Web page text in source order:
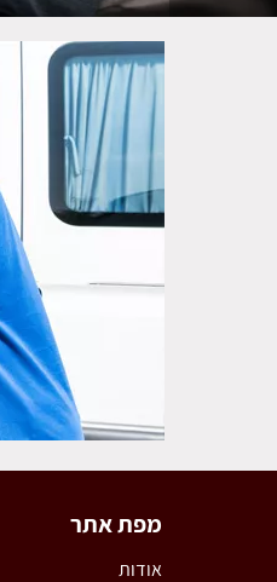
מפת אתר
אודות